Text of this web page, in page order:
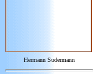
Hermann Sudermann